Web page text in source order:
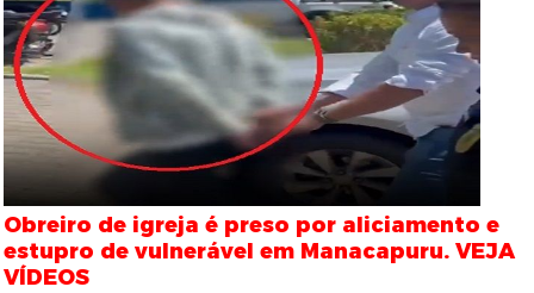
Obreiro de igreja é preso por aliciamento e
estupro de vulnerável em Manacapuru. VEJA
VÍDEOS